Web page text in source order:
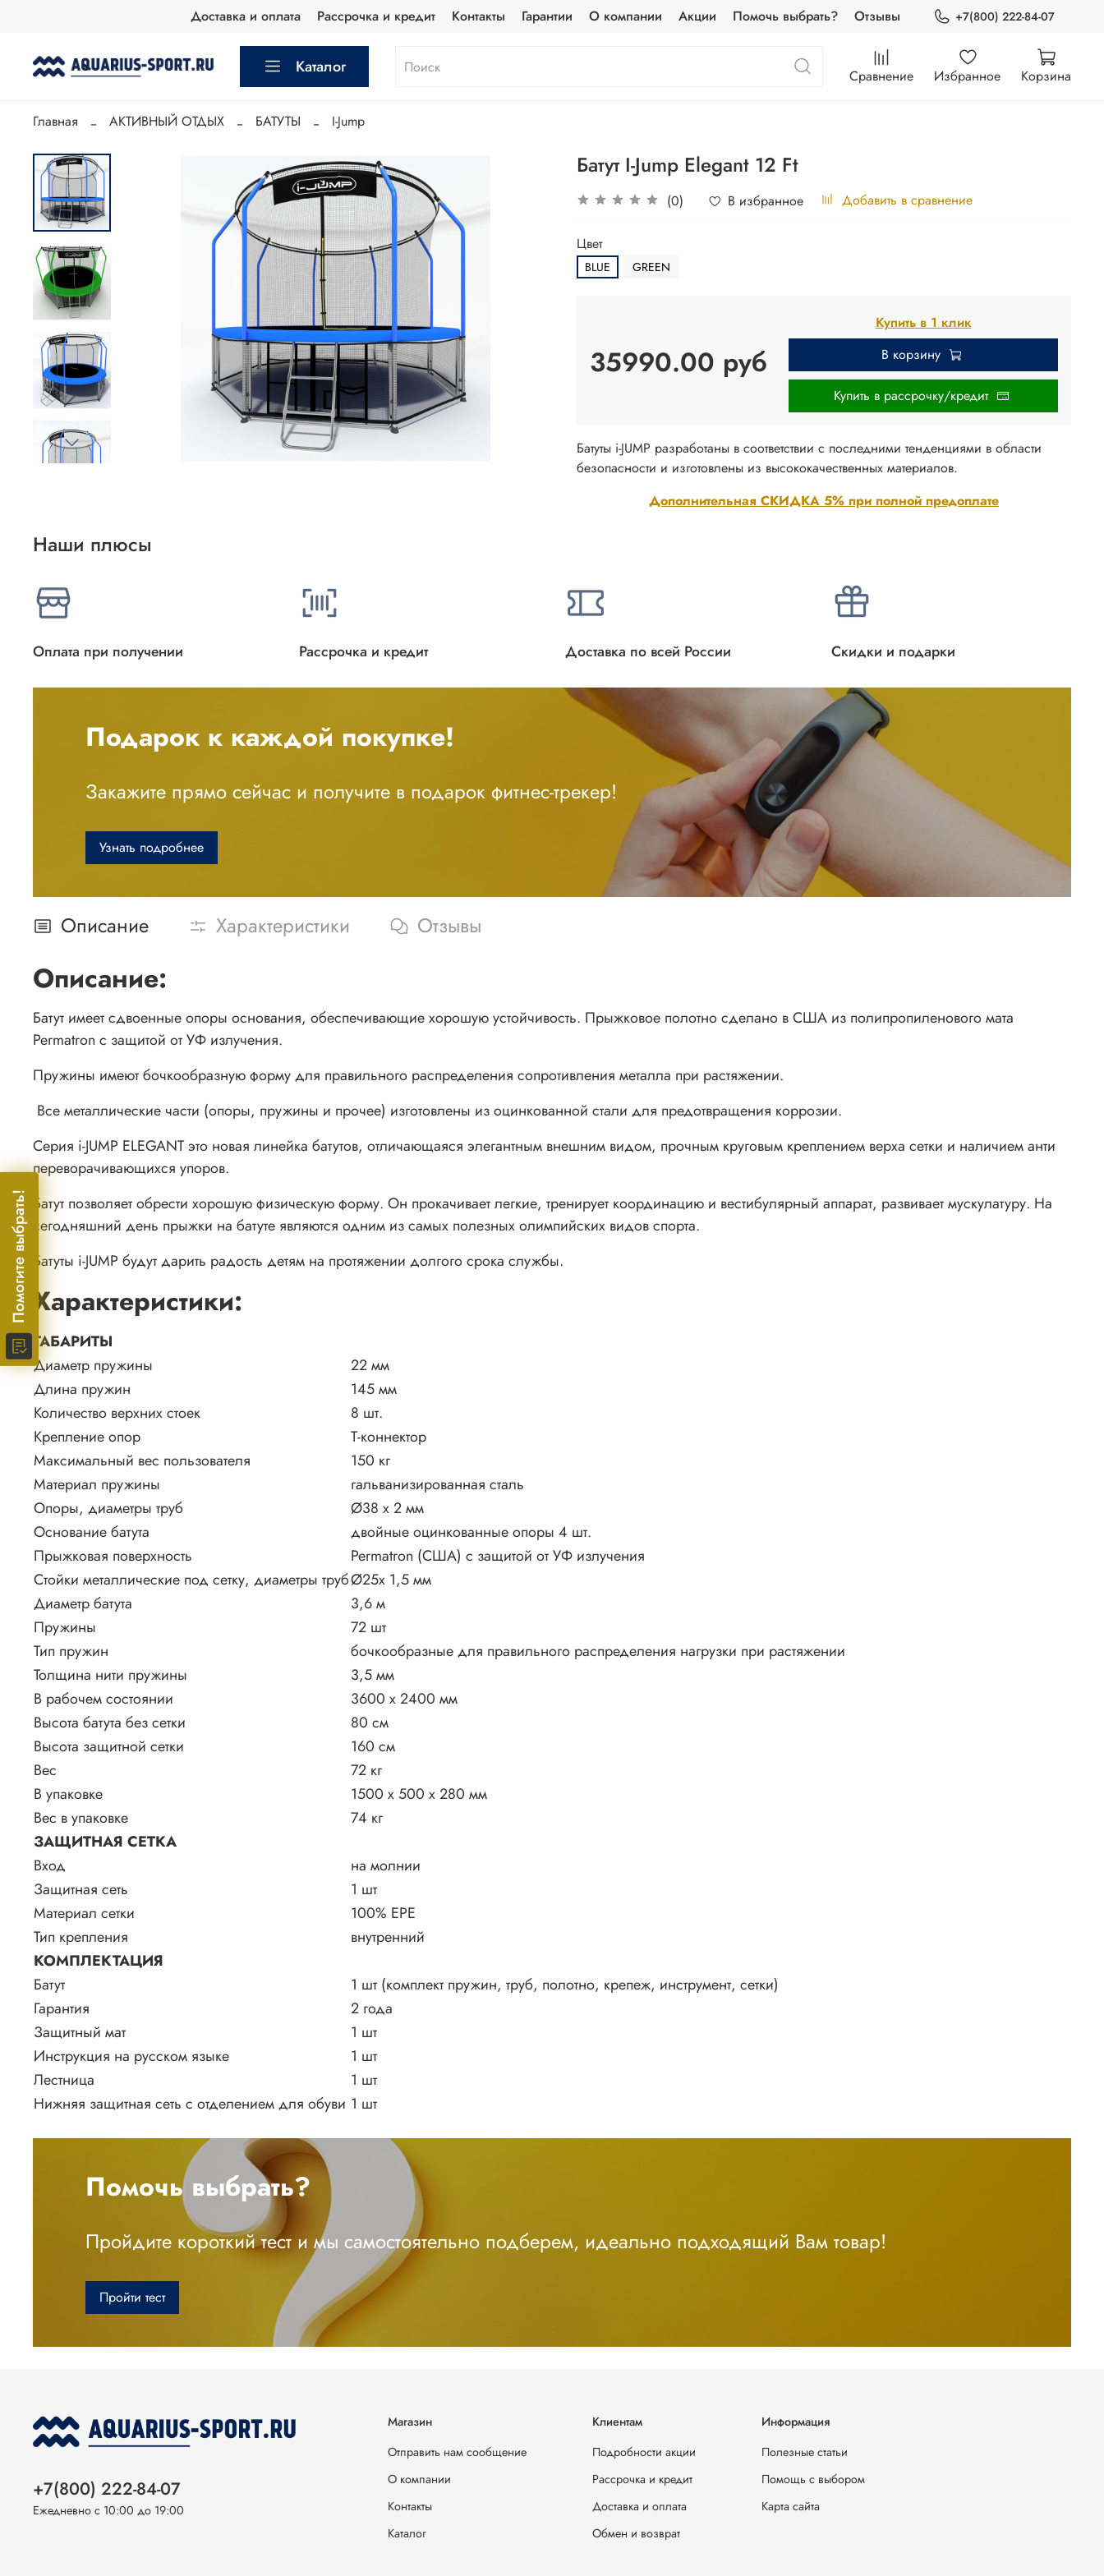
Помогите выбрать!
Доставка и оплата Рассрочка и кредит Контакты Гарантии О компании Акции Помочь выбрать? Отзывы +7(800) 222-84-07
Каталог Сравнение Избранное Корзина
Главная АКТИВНЫЙ ОТДЫХ БАТУТЫ I-Jump
Батут I-Jump Elegant 12 Ft
(0) В избранное Добавить в сравнение
Цвет
BLUE GREEN
35990.00 руб
Купить в 1 клик
В корзину
Купить в рассрочку/кредит
Дополнительная СКИДКА 5% при полной предоплате
Батуты i-JUMP разработаны в соответствии с последними тенденциями в области
безопасности и изготовлены из высококачественных материалов.
Наши плюсы
Оплата при получении Рассрочка и кредит Доставка по всей России Скидки и подарки
Подарок к каждой покупке!
Закажите прямо сейчас и получите в подарок фитнес-трекер!
Узнать подробнее
Описание Характеристики Отзывы
Описание:
Батут имеет сдвоенные опоры основания, обеспечивающие хорошую устойчивость. Прыжковое полотно сделано в США из полипропиленового мата
Permatron с защитой от УФ излучения.
Пружины имеют бочкообразную форму для правильного распределения сопротивления металла при растяжении.
Все металлические части (опоры, пружины и прочее) изготовлены из оцинкованной стали для предотвращения коррозии.
Серия i-JUMP ELEGANT это новая линейка батутов, отличающаяся элегантным внешним видом, прочным круговым креплением верха сетки и наличием анти
переворачивающихся упоров.
Батут позволяет обрести хорошую физическую форму. Он прокачивает легкие, тренирует координацию и вестибулярный аппарат, развивает мускулатуру. На
сегодняшний день прыжки на батуте являются одним из самых полезных олимпийских видов спорта.
Батуты i-JUMP будут дарить радость детям на протяжении долгого срока службы.
Характеристики:
Диаметр пружины
22 мм
Длина пружин
145 мм
Количество верхних стоек
8 шт.
Крепление опор
Т-коннектор
Максимальный вес пользователя
150 кг
Материал пружины
гальванизированная сталь
Опоры, диаметры труб
Ø38 х 2 мм
Основание батута
двойные оцинкованные опоры 4 шт.
Прыжковая поверхность
Permatron (США) с защитой от УФ излучения
Стойки металлические под сетку, диаметры трубØ25х 1,5 мм
Диаметр батута
3,6 м
Пружины
72 шт
Тип пружин
бочкообразные для правильного распределения нагрузки при растяжении
Толщина нити пружины
3,5 мм
ГАБАРИТЫ
В рабочем состоянии
3600 х 2400 мм
Высота батута без сетки
80 см
Высота защитной сетки
160 см
Вес
72 кг
В упаковке
1500 х 500 х 280 мм
Вес в упаковке
74 кг
ЗАЩИТНАЯ СЕТКА
Вход
на молнии
Защитная сеть
1 шт
Материал сетки
100% EPE
Тип крепления
внутренний
КОМПЛЕКТАЦИЯ
Батут
1 шт (комплект пружин, труб, полотно, крепеж, инструмент, сетки)
Гарантия
2 года
Защитный мат
1 шт
Инструкция на русском языке
1 шт
Лестница
1 шт
Нижняя защитная сеть с отделением для обуви 1 шт
Помочь выбрать?
Пройдите короткий тест и мы самостоятельно подберем, идеально подходящий Вам товар!
Пройти тест
Магазин
Отправить нам сообщение
О компании
Контакты
Каталог
Клиентам
Подробности акции
Рассрочка и кредит
Доставка и оплата
Обмен и возврат
Информация
Полезные статьи
Помощь с выбором
Карта сайта
+7(800) 222-84-07
Ежедневно с 10:00 до 19:00